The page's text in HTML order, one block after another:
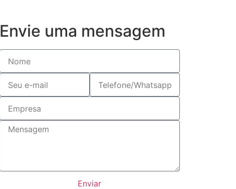
Envie uma mensagem
Enviar